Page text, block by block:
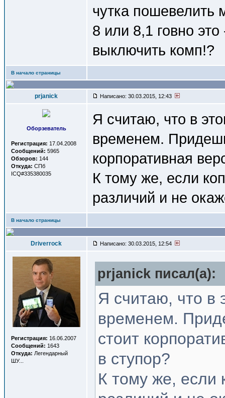
чутка пошевелить
8 или 8,1 говно
выключить комп!?
В начало страницы
prjanick Написано: 30.03.2015, 12:43
Оборзеватель
Регистрация: 17.04.2008
Сообщений: 5965
Обзоров: 144
Откуда: СПб
ICQ#335380035
Я считаю, что в
временем.
корпоративная
К тому же, если
различий и не
В начало страницы
Driverrock Написано: 30.03.2015, 12:54
Регистрация: 16.06.2007
Сообщений: 1643
Откуда: Легендарный
ШУ...
prjanick писал(a):
Я считаю, что в
временем.
стоит
в ступор?
К тому же, если